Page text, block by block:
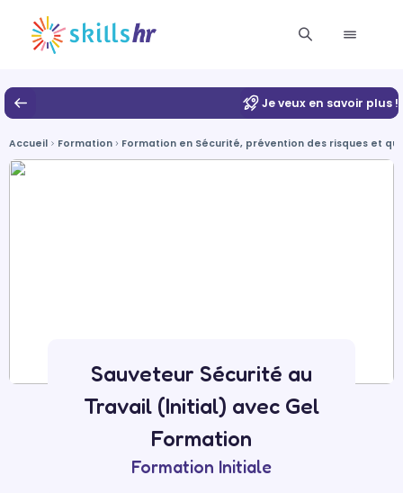
Je veux en savoir plus !
Accueil Formation Formation en Sécurité, prévention des risques et
Sauveteur Sécurité au
Travail (Initial) avec Gel
Formation
Formation Initiale